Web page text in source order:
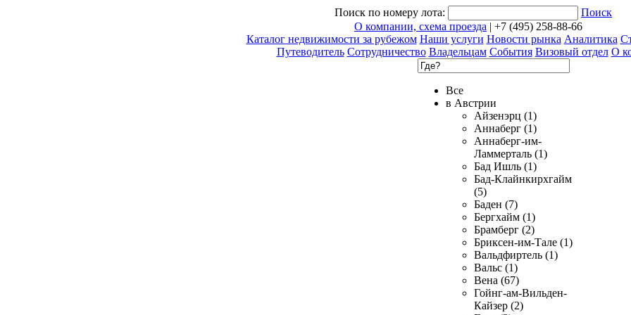
Поиск по номеру лота:
Поиск
О компании, схема проезда | +7 (495) 258-88-66
Каталог недвижимости за рубежом Наши услуги Новости рынка Аналитика
Путеводитель Сотрудничество Владельцам События Визовый отдел О
Все
в Австрии
Айзенэрц (1)
Аннаберг (1)
Аннаберг-им-
Ламмерталь (1)
Бад Ишль (1)
Бад-Клайнкирхгайм
(5)
Баден (7)
Бергхайм (1)
Брамберг (2)
Бриксен-им-Тале (1)
Вальдфиртель (1)
Вальс (1)
Вена (67)
Гойнг-ам-Вильден-
Кайзер (2)